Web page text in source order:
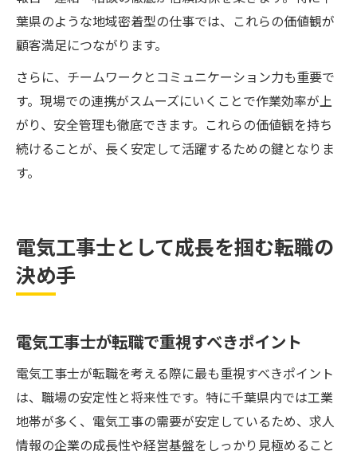
葉県のような地域密着型の仕事では、これらの価値観が
顧客満足につながります。
さらに、チームワークとコミュニケーション力も重要で
す。現場での連携がスムーズにいくことで作業効率が上
がり、安全管理も徹底できます。これらの価値観を持ち
続けることが、長く安定して活躍するための鍵となりま
す。
電気工事士として成長を掴む転職の
決め手
電気工事士が転職で重視すべきポイント
電気工事士が転職を考える際に最も重視すべきポイント
は、職場の安定性と将来性です。特に千葉県内では工業
地帯が多く、電気工事の需要が安定しているため、求人
情報の企業の成長性や経営基盤をしっかり見極めること